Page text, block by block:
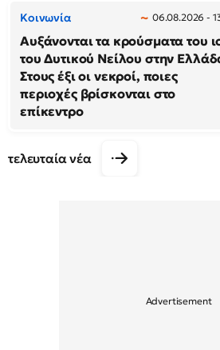
Κοινωνία 06.08.2026 -
Αυξάνονται τα κρούσματα του
του Δυτικού Νείλου στην
Στους έξι οι νεκροί, ποιες
περιοχές βρίσκονται στο
επίκεντρο
τελευταία νέα